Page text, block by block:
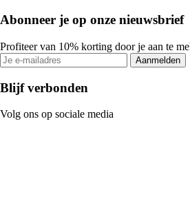
Abonneer je op onze nieuwsbrief
Profiteer van 10% korting door je aan te
Aanmelden
Blijf verbonden
Volg ons op sociale media